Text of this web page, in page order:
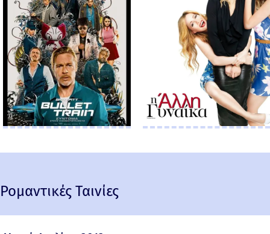
Ρομαντικές Ταινίες